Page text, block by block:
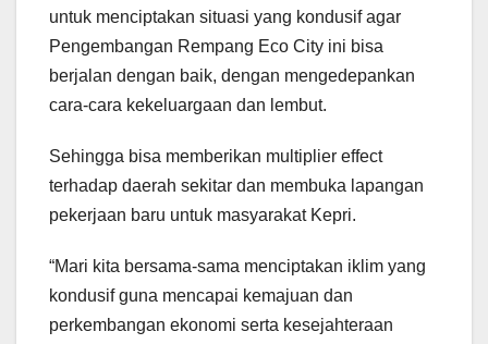
untuk menciptakan situasi yang kondusif agar
Pengembangan Rempang Eco City ini bisa
berjalan dengan baik, dengan mengedepankan
cara-cara kekeluargaan dan lembut.
Sehingga bisa memberikan multiplier effect
terhadap daerah sekitar dan membuka lapangan
pekerjaan baru untuk masyarakat Kepri.
“Mari kita bersama-sama menciptakan iklim yang
kondusif guna mencapai kemajuan dan
perkembangan ekonomi serta kesejahteraan